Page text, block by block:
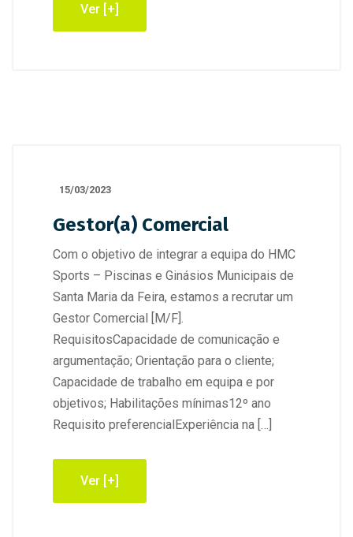
Ver [+]
15/03/2023
Gestor(a) Comercial
Com o objetivo de integrar a equipa do HMC
Sports – Piscinas e Ginásios Municipais de
Santa Maria da Feira, estamos a recrutar um
Gestor Comercial [M/F].
RequisitosCapacidade de comunicação e
argumentação; Orientação para o cliente;
Capacidade de trabalho em equipa e por
objetivos; Habilitações mínimas12º ano
Requisito preferencialExperiência na […]
Ver [+]